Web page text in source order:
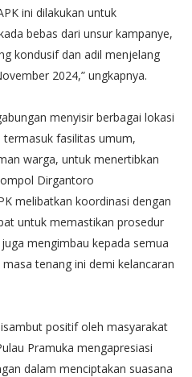
ini dilakukan untuk
bebas dari unsur kampanye,
kondusif dan adil menjelang
2024,” ungkapnya.
menyisir berbagai lokasi
termasuk fasilitas umum,
warga, untuk menertibkan
Dirgantoro
melibatkan koordinasi dengan
untuk memastikan prosedur
mengimbau kepada semua
tenang ini demi kelancaran
positif oleh masyarakat
Pramuka mengapresiasi
dalam menciptakan suasana